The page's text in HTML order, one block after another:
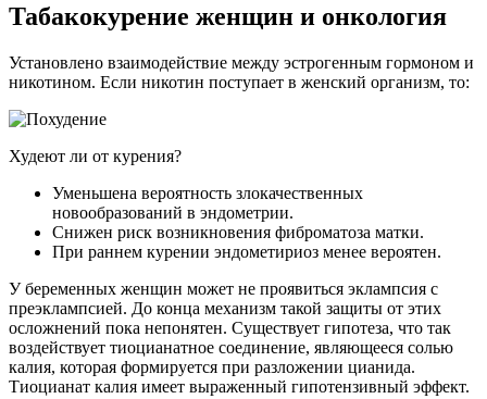
Табакокурение женщин и онкология
Установлено взаимодействие между эстрогенным гормоном и
никотином. Если никотин поступает в женский организм, то:
Худеют ли от курения?
Уменьшена вероятность злокачественных
новообразований в эндометрии.
Снижен риск возникновения фиброматоза матки.
При раннем курении эндометириоз менее вероятен.
У беременных женщин может не проявиться эклампсия с
преэклампсией. До конца механизм такой защиты от этих
осложнений пока непонятен. Существует гипотеза, что так
воздействует тиоцианатное соединение, являющееся солью
калия, которая формируется при разложении цианида.
Тиоцианат калия имеет выраженный гипотензивный эффект.